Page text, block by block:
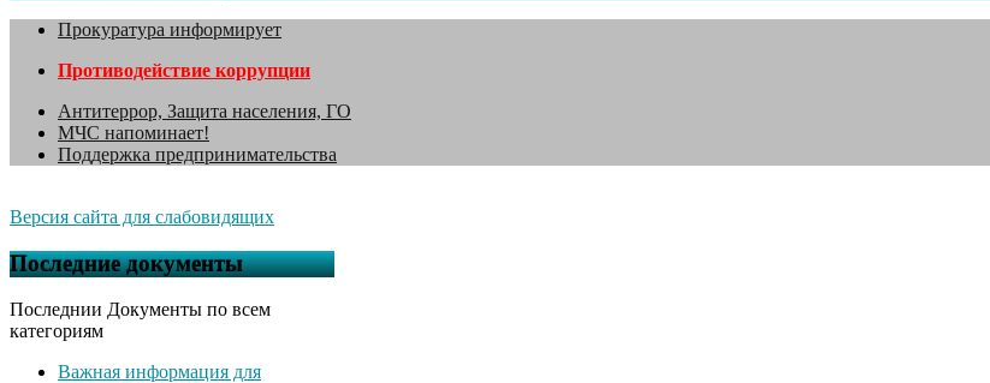
Прокуратура информирует
Противодействие коррупции
Антитеррор, Защита населения, ГО
МЧС напоминает!
Поддержка предпринимательства
Версия сайта для слабовидящих
Последние документы
Последнии Документы по всем
категориям
Важная информация для